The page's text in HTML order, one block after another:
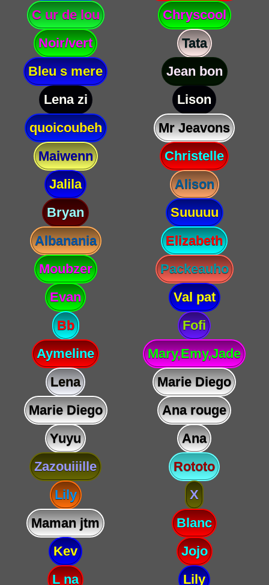
C ur de lou
Chryscool
Noir/vert
Tata
Bleu s mere
Jean bon
Lena zi
Lison
quoicoubeh
Mr Jeavons
Maiwenn
Christelle
Jalila
Alison
Bryan
Suuuuu
Albanania
Elizabeth
Moubzer
Packeauho
Evan
Val pat
Bb
Fofi
Aymeline
Mary,Emy,Jade
Lena
Marie Diego
Marie Diego
Ana rouge
Yuyu
Ana
Zazouiiille
Rototo
Lily
X
Maman jtm
Blanc
Kev
Jojo
L na
Lily